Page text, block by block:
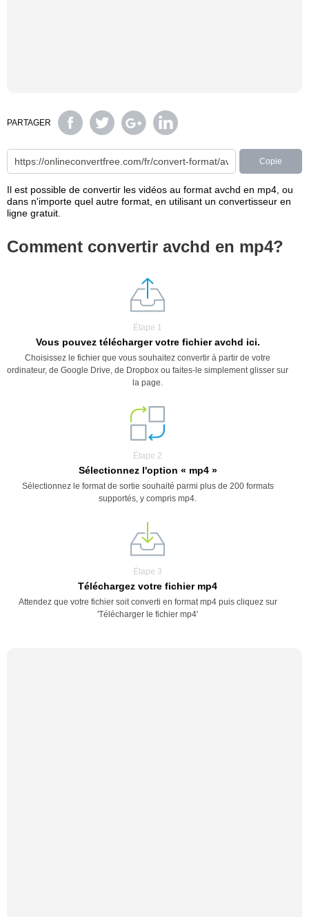
PARTAGER
Copie
Il est possible de convertir les vidéos au format avchd en mp4, ou
dans n'importe quel autre format, en utilisant un convertisseur en
ligne gratuit.
Comment convertir avchd en mp4?
Étape 1
Vous pouvez télécharger votre fichier avchd ici.
Choisissez le fichier que vous souhaitez convertir à partir de votre
ordinateur, de Google Drive, de Dropbox ou faites-le simplement glisser sur
la page.
Étape 2
Sélectionnez l'option « mp4 »
Sélectionnez le format de sortie souhaité parmi plus de 200 formats
supportés, y compris mp4.
Étape 3
Téléchargez votre fichier mp4
Attendez que votre fichier soit converti en format mp4 puis cliquez sur
'Télécharger le fichier mp4'